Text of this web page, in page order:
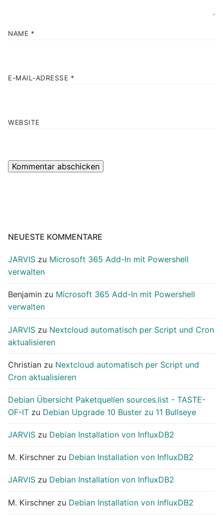
NAME *
E-MAIL-ADRESSE *
WEBSITE
NEUESTE KOMMENTARE
JARVIS zu Microsoft 365 Add-In mit Powershell
verwalten
Benjamin zu Microsoft 365 Add-In mit Powershell
verwalten
JARVIS zu Nextcloud automatisch per Script und Cron
aktualisieren
Christian zu Nextcloud automatisch per Script und
Cron aktualisieren
Debian Übersicht Paketquellen sources.list - TASTE-
OF-IT zu Debian Upgrade 10 Buster zu 11 Bullseye
JARVIS zu Debian Installation von InfluxDB2
M. Kirschner zu Debian Installation von InfluxDB2
JARVIS zu Debian Installation von InfluxDB2
M. Kirschner zu Debian Installation von InfluxDB2